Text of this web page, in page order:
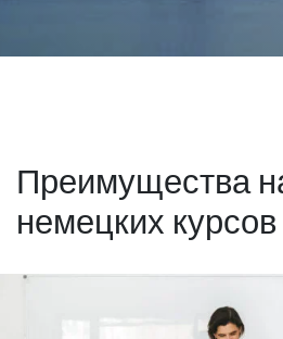
Преимущества
немецких